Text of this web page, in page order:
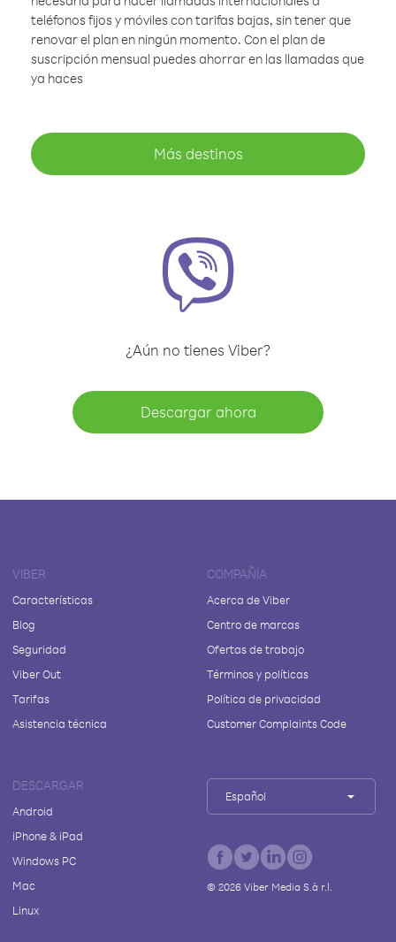
teléfonos fijos y móviles con tarifas bajas, sin tener que
renovar el plan en ningún momento. Con el plan de
suscripción mensual puedes ahorrar en las llamadas que
ya haces
Más destinos
¿Aún no tienes Viber?
Descargar ahora
VIBER
Características
Blog
Seguridad
Viber Out
Tarifas
Asistencia técnica
COMPAÑÍA
Acerca de Viber
Centro de marcas
Ofertas de trabajo
Términos y políticas
Política de privacidad
Customer Complaints Code
DESCARGAR
Android
iPhone & iPad
Windows PC
Mac
Linux
Español
© 2026Viber Media S.à r.l.